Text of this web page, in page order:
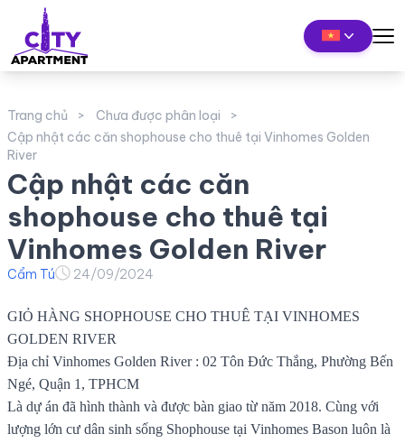
Trang chủ
Chưa được phân loại
Cập nhật các căn shophouse cho thuê tại Vinhomes Golden
River
Cập nhật các căn
shophouse cho thuê tại
Vinhomes Golden River
Cẩm Tú 24/09/2024
GIỎ HÀNG SHOPHOUSE CHO THUÊ TẠI VINHOMES
GOLDEN RIVER
Địa chỉ Vinhomes Golden River : 02 Tôn Đức Thắng, Phường Bến
Ngé, Quận 1, TPHCM
Là dự án đã hình thành và được bàn giao từ năm 2018. Cùng với
lượng lớn cư dân sinh sống Shophouse tại Vinhomes Bason luôn là